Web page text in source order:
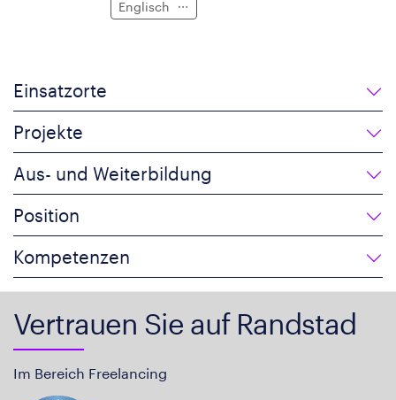
Englisch
Einsatzorte
Projekte
Aus- und Weiterbildung
Position
Kompetenzen
Vertrauen Sie auf Randstad
Im Bereich Freelancing